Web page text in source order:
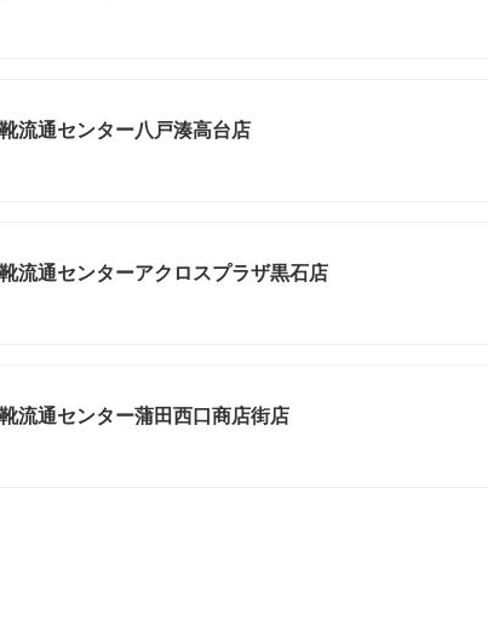
流通センター八戸湊高台店
流通センターアクロスプラザ黒石店
流通センター蒲田西口商店街店